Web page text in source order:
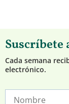
Suscríbete
Cada semana
electrónico.